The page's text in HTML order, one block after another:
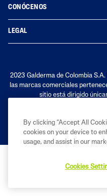
CONÓCENOS
LEGAL
2023 Galderma de Colombia
las marcas comerciales
sitio está dirigido
By clicking “Accept All
cookies on your device to
usage, and assist in our
Cookies